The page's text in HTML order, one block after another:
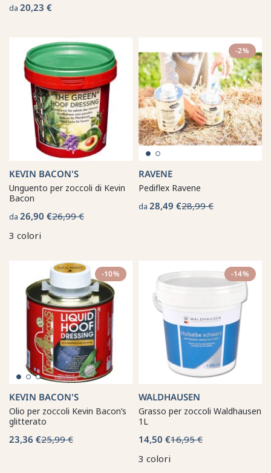
da 20,23 €
KEVIN BACON'S
Unguento per zoccoli di Kevin
Bacon
da 26,90 €26,99 €
3 colori
-2%
RAVENE
Pediflex Ravene
da 28,49 €28,99 €
-10%
KEVIN BACON'S
Olio per zoccoli Kevin Bacon’s
glitterato
23,36 €25,99 €
-14%
WALDHAUSEN
Grasso per zoccoli Waldhausen
1L
14,50 €16,95 €
3 colori